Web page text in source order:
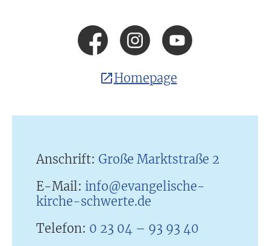
Homepage
Anschrift: Große Marktstraße 2
E-Mail: info@evangelische-
kirche-schwerte.de
Telefon: 0 23 04 – 93 93 40